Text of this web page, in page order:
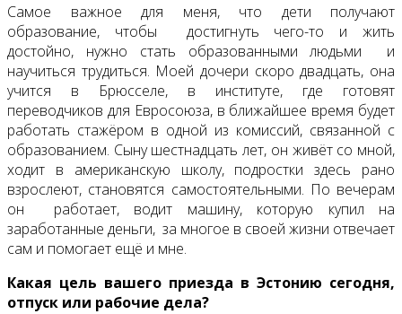
Самое важное для меня, что дети получают
образование, чтобы достигнуть чего-то и жить
достойно, нужно стать образованными людьми и
научиться трудиться. Моей дочери скоро двадцать, она
учится в Брюсселе, в институте, где готовят
переводчиков для Евросоюза, в ближайшее время будет
работать стажёром в одной из комиссий, связанной с
образованием. Сыну шестнадцать лет, он живёт со мной,
ходит в американскую школу, подростки здесь рано
взрослеют, становятся самостоятельными. По вечерам
он работает, водит машину, которую купил на
заработанные деньги, за многое в своей жизни отвечает
сам и помогает ещё и мне.
Какая цель вашего приезда в Эстонию сегодня,
отпуск или рабочие дела?